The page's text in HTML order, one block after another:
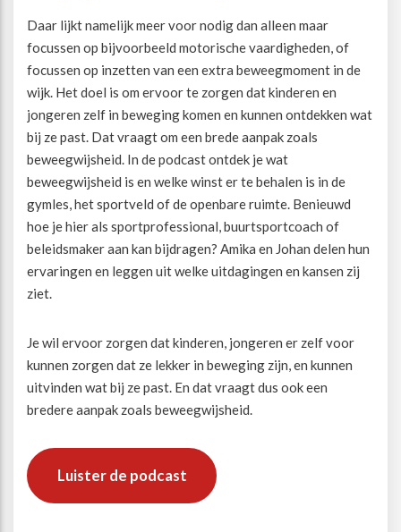
Daar lijkt namelijk meer voor nodig dan alleen maar
focussen op bijvoorbeeld motorische vaardigheden, of
focussen op inzetten van een extra beweegmoment in de
wijk. Het doel is om ervoor te zorgen dat kinderen en
jongeren zelf in beweging komen en kunnen ontdekken wat
bij ze past. Dat vraagt om een brede aanpak zoals
beweegwijsheid. In de podcast ontdek je wat
beweegwijsheid is en welke winst er te behalen is in de
gymles, het sportveld of de openbare ruimte. Benieuwd
hoe je hier als sportprofessional, buurtsportcoach of
beleidsmaker aan kan bijdragen? Amika en Johan delen hun
ervaringen en leggen uit welke uitdagingen en kansen zij
ziet.
Je wil ervoor zorgen dat kinderen, jongeren er zelf voor
kunnen zorgen dat ze lekker in beweging zijn, en kunnen
uitvinden wat bij ze past. En dat vraagt dus ook een
bredere aanpak zoals beweegwijsheid.
Luister de podcast